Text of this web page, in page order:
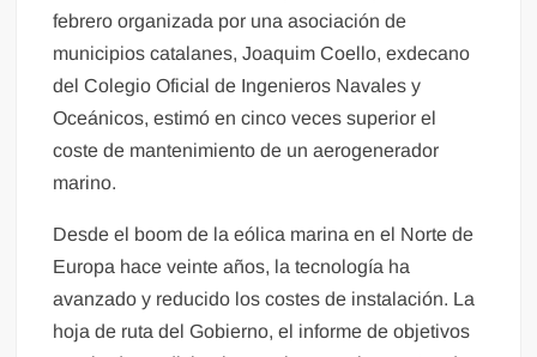
febrero organizada por una asociación de
municipios catalanes, Joaquim Coello, exdecano
del Colegio Oficial de Ingenieros Navales y
Oceánicos, estimó en cinco veces superior el
coste de mantenimiento de un aerogenerador
marino.
Desde el boom de la eólica marina en el Norte de
Europa hace veinte años, la tecnología ha
avanzado y reducido los costes de instalación. La
hoja de ruta del Gobierno, el informe de objetivos